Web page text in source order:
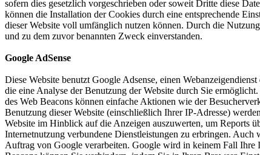
sofern dies gesetzlich vorgeschrieben oder soweit Dritte diese
können die Installation der Cookies durch eine entsprechende
dieser Website voll umfänglich nutzen können. Durch die
und zu dem zuvor benannten Zweck einverstanden.
Google AdSense
Diese Website benutzt Google Adsense, einen
die eine Analyse der Benutzung der Website durch Sie
des Web Beacons können einfache Aktionen wie der
Benutzung dieser Website (einschließlich Ihrer IP-Adresse)
Website im Hinblick auf die Anzeigen auszuwerten, um Reports
Internetnutzung verbundene Dienstleistungen zu erbringen.
Auftrag von Google verarbeiten. Google wird in keinem Fall Ihre